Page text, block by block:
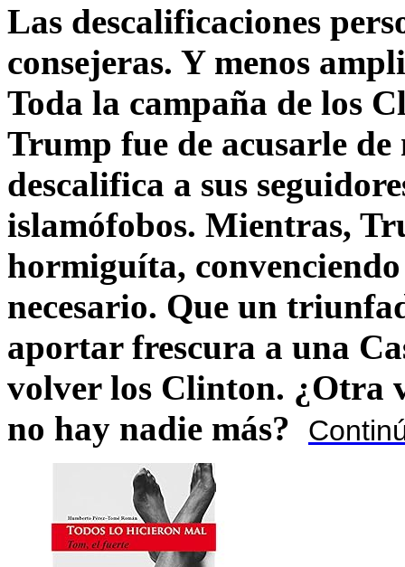
Las descalificaciones
consejeras. Y menos
Toda la campaña de los
Trump fue de acusarle
descalifica a sus
islamófobos. Mientras,
hormiguíta,
necesario. Que un
aportar frescura a una
volver los Clinton. ¿Otra
no hay nadie más?